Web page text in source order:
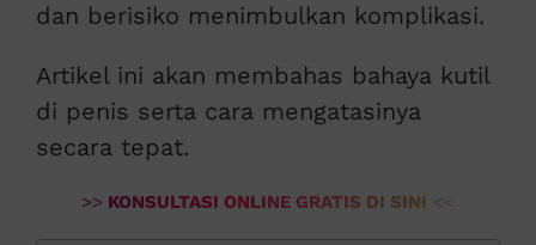
dan berisiko menimbulkan komplikasi.
Artikel ini akan membahas bahaya kutil
di penis serta cara mengatasinya
secara tepat.
>> KONSULTASI ONLINE GRATIS DI SINI <<